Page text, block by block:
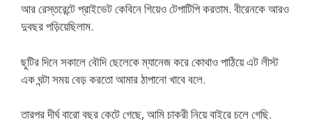
আর রেস্তরেন্টে প্রাইভেট কেবিনে গিয়েও টেপাটিপি করতাম. বীরেনকে আরও
দুবছর পড়িয়েছিলাম.
ছুটির দিনে সকালে বৌদি ছেলেকে ম্যানেজ করে কোথাও পাঠিয়ে এট লীস্ট
এক ঘন্টা সময় বেড় করতো আমার ঠাপানো খাবে বলে.
তারপর দীর্ঘ বারো বছর কেটে গেছে, আমি চাকরী নিয়ে বাইরে চলে গেছি.